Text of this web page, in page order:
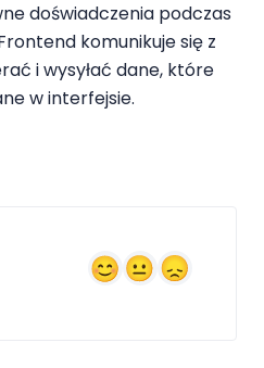
doświadczenia podczas
komunikuje się z
i wysyłać dane, które
w interfejsie.